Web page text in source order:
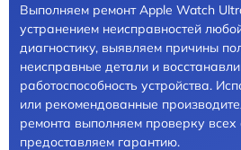
Выполняем ремонт Apple Watch
устранением неисправностей
диагностику, выявляем причины
неисправные детали и
работоспособность устройства.
или рекомендованные
ремонта выполняем проверку
предоставляем гарантию.